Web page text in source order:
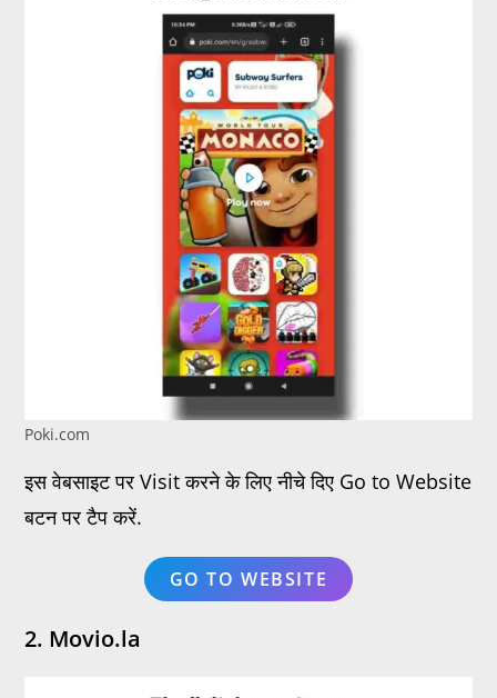
Poki.com
इस वेबसाइट पर Visit करने के लिए नीचे दिए Go to Website
बटन पर टैप करें.
GO TO WEBSITE
2. Movio.la